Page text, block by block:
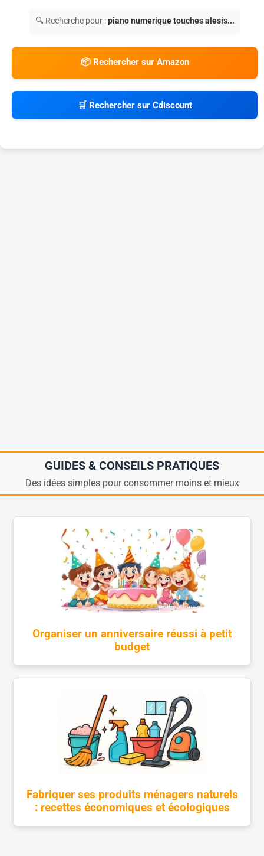
🔍 Recherche pour :piano numerique touches alesis...
📦 Rechercher sur Amazon
🛒 Rechercher sur Cdiscount
GUIDES & CONSEILS PRATIQUES
Des idées simples pour consommer moins et mieux
Organiser un anniversaire réussi à petit
budget
Fabriquer ses produits ménagers naturels
: recettes économiques et écologiques